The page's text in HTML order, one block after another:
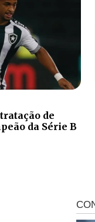
de
da Série B